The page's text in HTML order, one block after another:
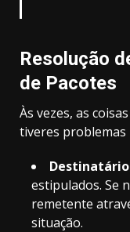
Resolução
de Pacotes
Às vezes, as
tiveres
estipulados. Se
remetente
situação.